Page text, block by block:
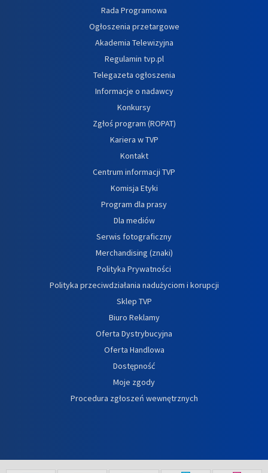
Rada Programowa
Ogłoszenia przetargowe
Akademia Telewizyjna
Regulamin tvp.pl
Telegazeta ogłoszenia
Informacje o nadawcy
Konkursy
Zgłoś program (ROPAT)
Kariera w TVP
Kontakt
Centrum informacji TVP
Komisja Etyki
Program dla prasy
Dla mediów
Serwis fotograficzny
Merchandising (znaki)
Polityka Prywatności
Polityka przeciwdziałania nadużyciom i korupcji
Sklep TVP
Biuro Reklamy
Oferta Dystrybucyjna
Oferta Handlowa
Dostępność
Moje zgody
Procedura zgłoszeń wewnętrznych